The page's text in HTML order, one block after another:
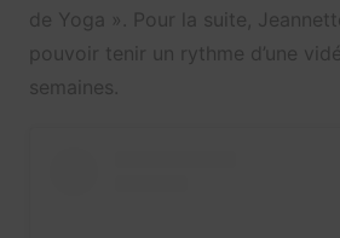
de Yoga ». Pour la suite,
pouvoir tenir un rythme d’une
semaines.